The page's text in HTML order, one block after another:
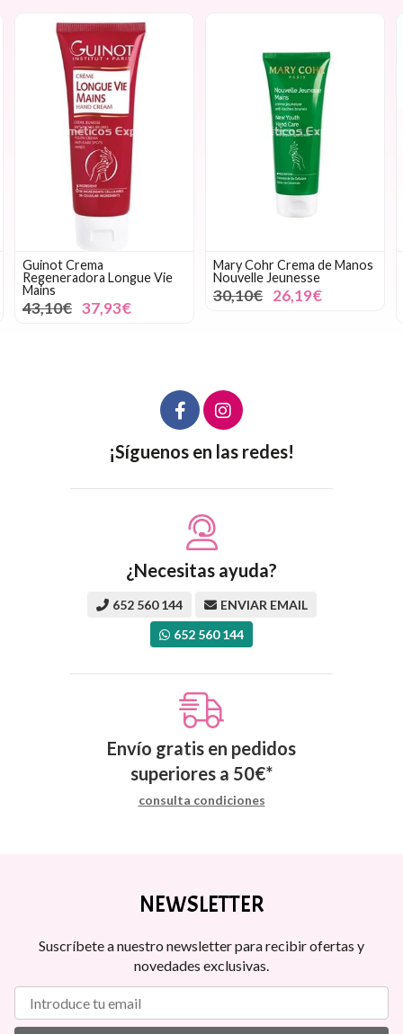
Guinot Crema
Regeneradora Longue Vie
Mains
43,10€ 37,93€
Mary Cohr Crema de Manos
Nouvelle Jeunesse
30,10€ 26,19€
¡Síguenos en las redes!
¿Necesitas ayuda?
652 560 144
ENVIAR EMAIL
652 560 144
Envío gratis en pedidos
superiores a 50€*
consulta condiciones
NEWSLETTER
Suscríbete a nuestro newsletter para recibir ofertas y
novedades exclusivas.